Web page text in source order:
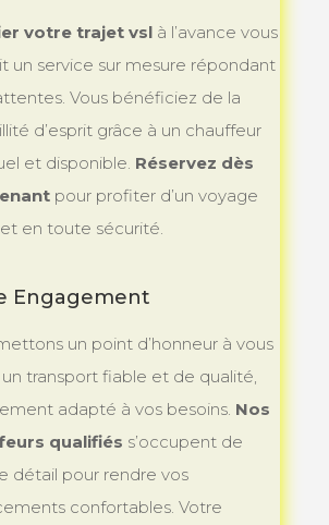
votre trajet vslà l’avance vous
un service sur mesure répondant
Vous bénéficiez de la
d’esprit grâce à un chauffeur
et disponible. Réservez dès
pour profiter d’un voyage
en toute sécurité.
Engagement
un point d’honneur à vous
transport fiable et de qualité,
adapté à vos besoins. Nos
qualifiés s’occupent de
détail pour rendre vos
confortables. Votre